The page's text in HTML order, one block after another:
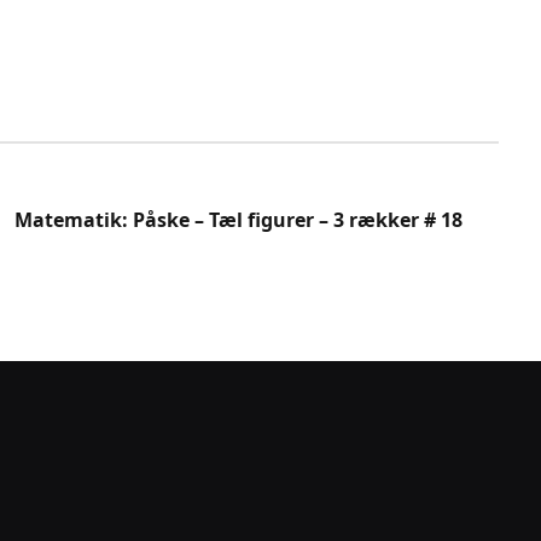
Matematik: Påske – Tæl figurer – 3 rækker # 18